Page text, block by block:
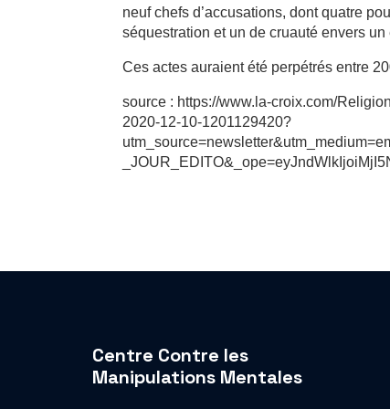
neuf chefs d’accusations, dont quatre
séquestration et un de cruauté envers un
Ces actes auraient été perpétrés entre
source : https://www.la-croix.com/
2020-12-10-1201129420?
Centre Contre les
Manipulations Mentales